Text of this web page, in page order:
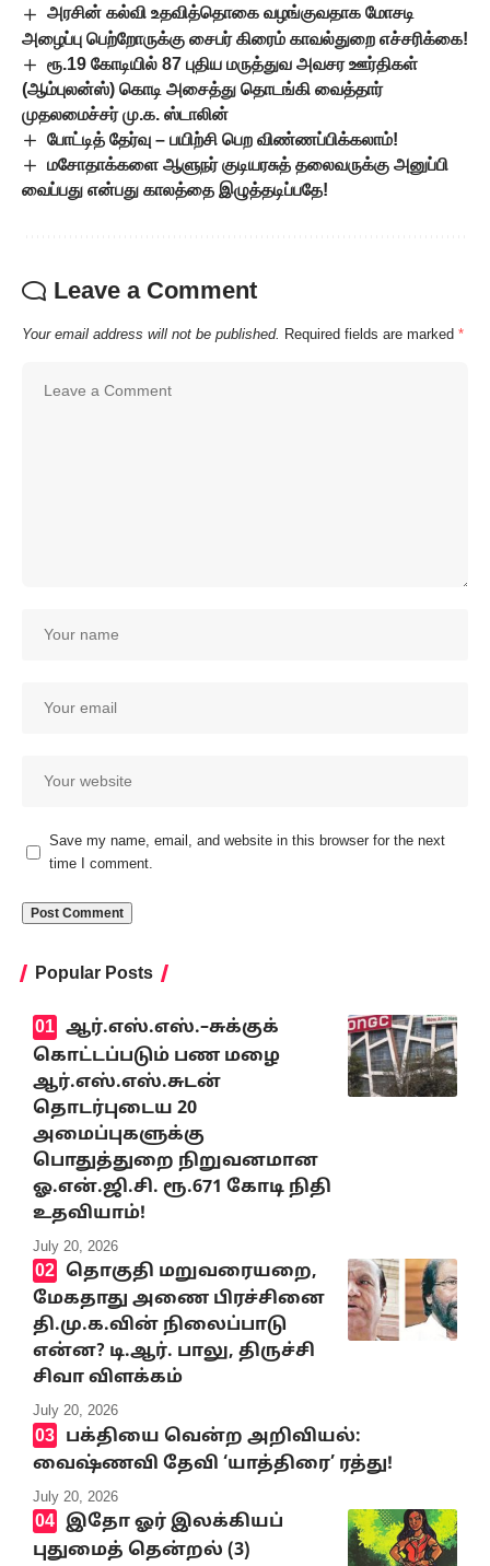
அரசின் கல்வி உதவித்தொகை வழங்குவதாக மோசடி
அழைப்பு பெற்றோருக்கு சைபர் கிரைம் காவல்துறை எச்சரிக்கை!
ரூ.19 கோடியில் 87 புதிய மருத்துவ அவசர ஊர்திகள்
(ஆம்புலன்ஸ்) கொடி அசைத்து தொடங்கி வைத்தார்
முதலமைச்சர் மு.க. ஸ்டாலின்
போட்டித் தேர்வு – பயிற்சி பெற விண்ணப்பிக்கலாம்!
மசோதாக்களை ஆளுநர் குடியரசுத் தலைவருக்கு அனுப்பி
வைப்பது என்பது காலத்தை இழுத்தடிப்பதே!
Leave a Comment
Your email address will not be published. Required fields are marked *
Save my name, email, and website in this browser for the next
time I comment.
Popular Posts
ஆர்.எஸ்.எஸ்.–சுக்குக்
கொட்டப்படும் பண மழை
ஆர்.எஸ்.எஸ்.சுடன்
தொடர்புடைய 20
அமைப்புகளுக்கு
பொதுத்துறை நிறுவனமான
ஓ.என்.ஜி.சி. ரூ.671 கோடி நிதி
உதவியாம்!
July 20, 2026
தொகுதி மறுவரையறை,
மேகதாது அணை பிரச்சினை
தி.மு.க.வின் நிலைப்பாடு
என்ன? டி.ஆர். பாலு, திருச்சி
சிவா விளக்கம்
July 20, 2026
பக்தியை வென்ற அறிவியல்:
வைஷ்ணவி தேவி ‘யாத்திரை’ ரத்து!
July 20, 2026
இதோ ஓர் இலக்கியப்
புதுமைத் தென்றல் (3)